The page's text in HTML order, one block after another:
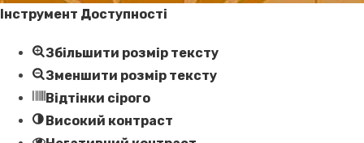
Інструмент Доступності
Збільшити розмір тексту
Зменшити розмір тексту
Відтінки сірого
Високий контраст